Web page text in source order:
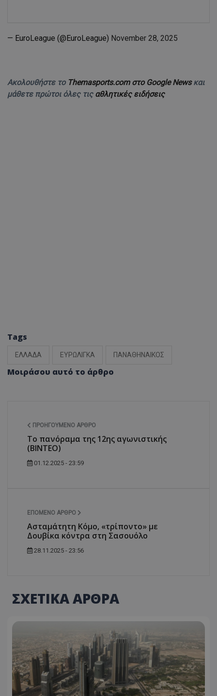
— EuroLeague (@EuroLeague) November 28, 2025
Ακολουθήστε το Themasports.com στο Google Newsκαι
μάθετε πρώτοι όλες τις αθλητικές ειδήσεις
Tags
ΕΛΛΑΔΑ ΕΥΡΩΛΙΓΚΑ ΠΑΝΑΘΗΝΑΙΚΟΣ
Μοιράσου αυτό το άρθρο
ΠΡΟΗΓΟΎΜΕΝΟ ΆΡΘΡΟ
Το πανόραμα της 12ης αγωνιστικής
(ΒΙΝΤΕΟ)
01.12.2025 - 23:59
ΕΠΌΜΕΝΟ ΆΡΘΡΟ
Ασταμάτητη Κόμο, «τρίποντο» με
Δουβίκα κόντρα στη Σασουόλο
28.11.2025 - 23:56
ΣΧΕΤΙΚΑ ΑΡΘΡΑ